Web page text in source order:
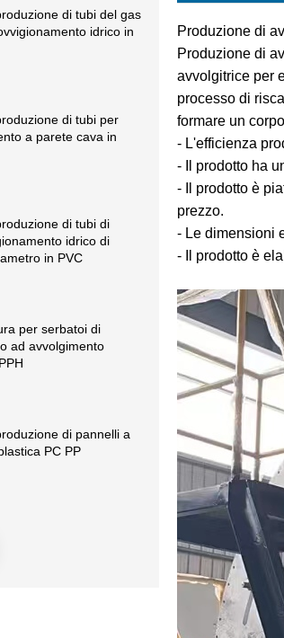
di tubi del gas
idrico in
di tubi per
a parete cava in
di tubi di
idrico di
in PVC
per serbatoi di
ad avvolgimento
di pannelli a
PC PP
Produzione di
Produzione di
avvolgitrice per
processo di
formare un
- L'efficienza
- Il prodotto ha
- Il prodotto è
prezzo.
- Le dimensioni
- Il prodotto è